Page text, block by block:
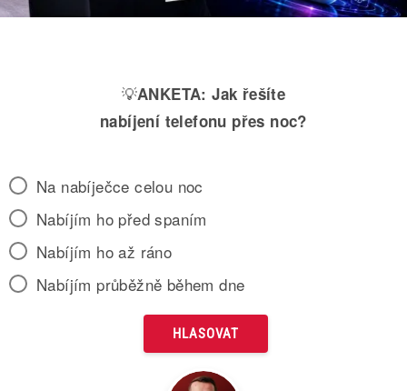
💡ANKETA: Jak řešíte
nabíjení telefonu přes noc?
Na nabíječce celou noc
Nabíjím ho před spaním
Nabíjím ho až ráno
Nabíjím průběžně během dne